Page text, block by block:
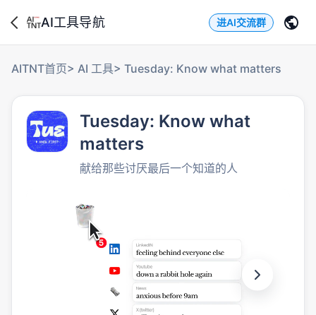
AI工具导航 进AI交流群
AITNT首页> AI 工具> Tuesday: Know what matters
Tuesday: Know what
matters
献给那些讨厌最后一个知道的人